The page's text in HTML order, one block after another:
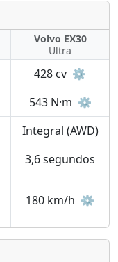
Volvo EX30
Ultra
428 cv ⚙️
543 N·m ⚙️
Integral (AWD)
3,6 segundos
180 km/h ⚙️